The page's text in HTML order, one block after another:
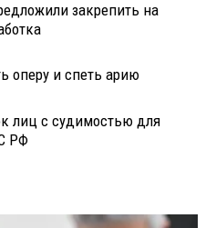
закрепить на
оперу и спеть арию
лиц с судимостью для
РФ